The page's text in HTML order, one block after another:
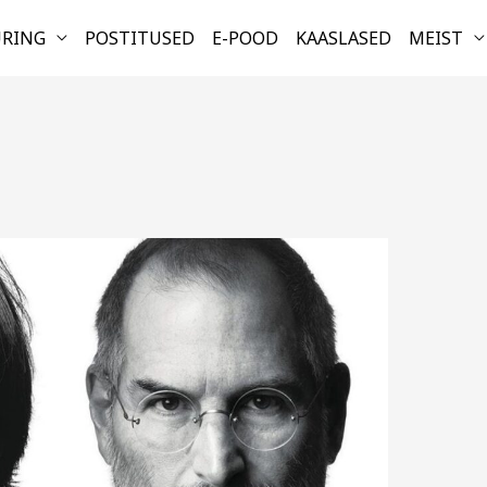
POSTITUSED E-POOD KAASLASED MEIST